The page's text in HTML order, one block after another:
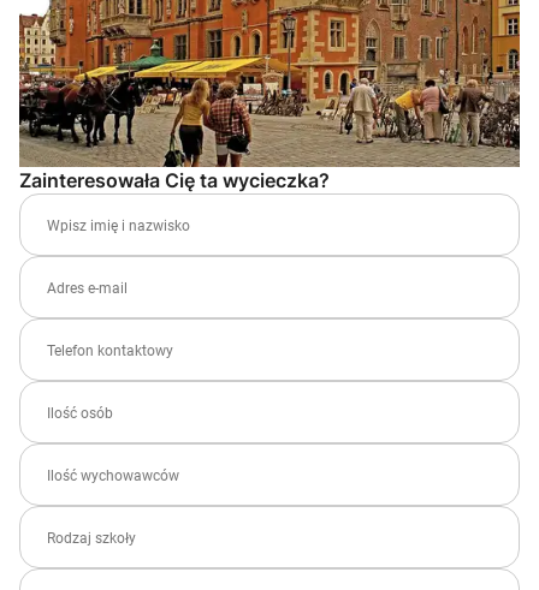
Zainteresowała Cię ta wycieczka?